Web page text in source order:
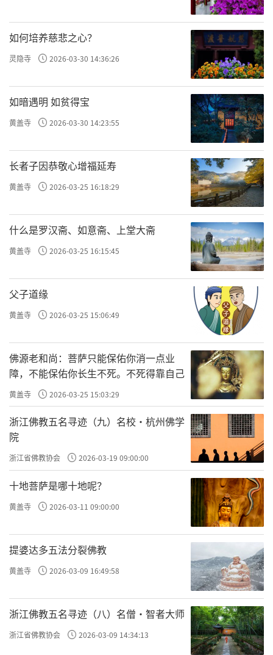
如何培养慈悲之心？
灵隐寺 2026-03-30 14:36:26
如暗遇明 如贫得宝
黄盖寺 2026-03-30 14:23:55
长者子因恭敬心增福延寿
黄盖寺 2026-03-25 16:18:29
什么是罗汉斋、如意斋、上堂大斋
黄盖寺 2026-03-25 16:15:45
父子道缘
黄盖寺 2026-03-25 15:06:49
佛源老和尚：菩萨只能保佑你消一点业
障，不能保佑你长生不死。不死得靠自己
黄盖寺 2026-03-25 15:03:29
浙江佛教五名寻迹（九）名校·杭州佛学
院
浙江省佛教协会 2026-03-19 09:00:00
十地菩萨是哪十地呢？
黄盖寺 2026-03-11 09:00:00
提婆达多五法分裂佛教
黄盖寺 2026-03-09 16:49:58
浙江佛教五名寻迹（八）名僧·智者大师
浙江省佛教协会 2026-03-09 14:34:13